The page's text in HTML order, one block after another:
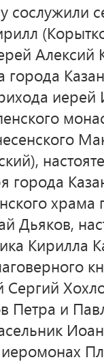
сослужили
Алексий
города
иерей
города
Дьяков,
Кирилла
Петра и